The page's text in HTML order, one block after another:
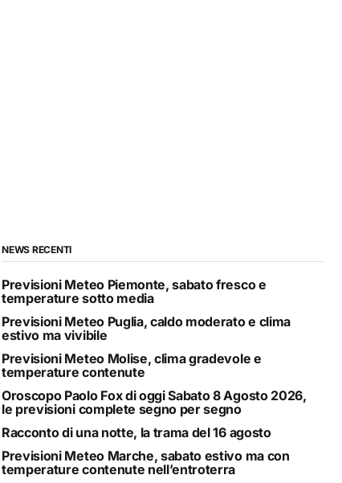
NEWS RECENTI
Previsioni Meteo Piemonte, sabato fresco e
temperature sotto media
Previsioni Meteo Puglia, caldo moderato e clima
estivo ma vivibile
Previsioni Meteo Molise, clima gradevole e
temperature contenute
Oroscopo Paolo Fox di oggi Sabato 8 Agosto 2026,
le previsioni complete segno per segno
Racconto di una notte, la trama del 16 agosto
Previsioni Meteo Marche, sabato estivo ma con
temperature contenute nell’entroterra